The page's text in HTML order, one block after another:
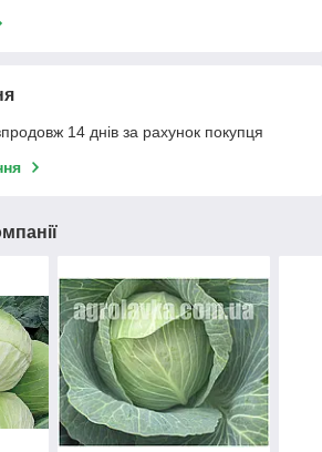
14 днів за рахунок покупця